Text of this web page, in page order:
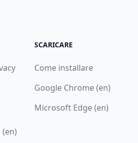
SCARICARE
Come installare
Google Chrome (en)
Microsoft Edge (en)